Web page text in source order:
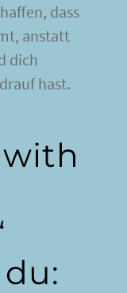
dass
anstatt
dich
hast.